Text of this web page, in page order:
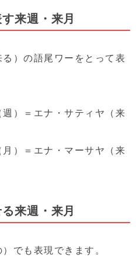
来週・来月
）の語尾ワーをとって表
）＝エナ・サティヤ（来
）＝エナ・マーサヤ（来
来週・来月
でも表現できます。